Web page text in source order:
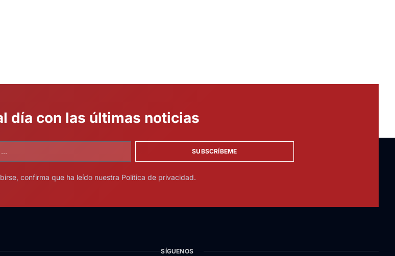
día con las últimas noticias
SUBSCRÍBEME
confirma que ha leído nuestra Política de privacidad.
SÍGUENOS